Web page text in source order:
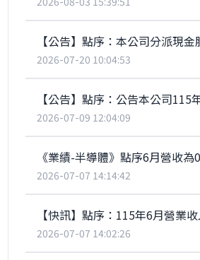
【公告】點序：本公司分派現
2026-07-20 10:04:53
【公告】點序：公告本公司
2026-07-09 12:04:09
《業績-半導體》點序6月營收
2026-07-07 14:14:42
【快訊】點序：115年6月營業
2026-07-07 14:02:26